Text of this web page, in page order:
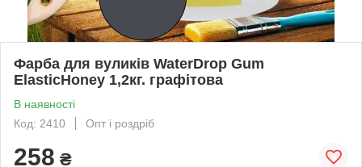
Фарба для вуликів WaterDrop Gum
ElasticHoney 1,2кг. графітова
В наявності
Код: 2410
Опт і роздріб
258 ₴